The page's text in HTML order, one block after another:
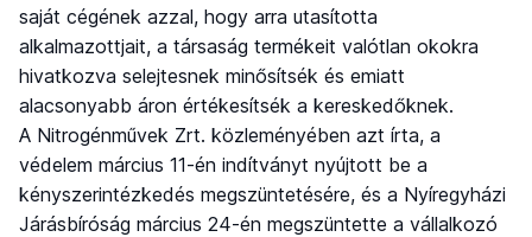
saját cégének azzal, hogy arra utasította
alkalmazottjait, a társaság termékeit valótlan okokra
hivatkozva selejtesnek minősítsék és emiatt
alacsonyabb áron értékesítsék a kereskedőknek.
A Nitrogénművek Zrt. közleményében azt írta, a
védelem március 11-én indítványt nyújtott be a
kényszerintézkedés megszüntetésére, és a Nyíregyházi
Járásbíróság március 24-én megszüntette a vállalkozó